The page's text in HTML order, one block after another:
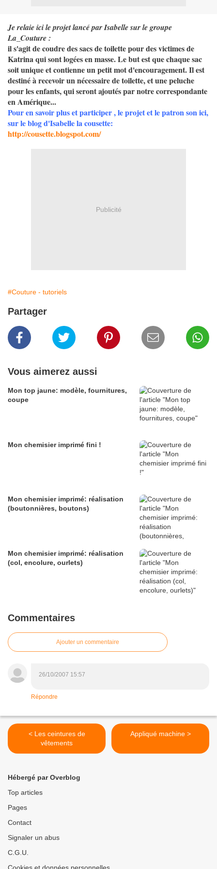
Je relaie ici le projet lancé par Isabelle sur le groupe
La_Couture :
il s'agit de coudre des sacs de toilette pour des victimes de
Katrina qui sont logées en masse. Le but est que chaque sac
soit unique et contienne un petit mot d'encouragement. Il est
destiné àrecevoir un nécessaire de toilette, et une peluche
pour les enfants, qui seront ajoutés par notre correspondante
en Amérique...
Pour en savoir plus et participer , le projet et le patron son ici,
sur le blog d'Isabelle la cousette:
http://cousette.blogspot.com/
Publicité
#Couture - tutoriels
Partager
Vous aimerez aussi
Mon top jaune: modèle, fournitures,
coupe
Mon chemisier imprimé fini !
Mon chemisier imprimé: réalisation
(boutonnières, boutons)
Mon chemisier imprimé: réalisation
(col, encolure, ourlets)
Commentaires
Ajouter un commentaire
26/10/2007 15:57
Répondre
< Les ceintures de
vêtements
Appliqué machine >
Hébergé par Overblog
Top articles
Pages
Contact
Signaler un abus
C.G.U.